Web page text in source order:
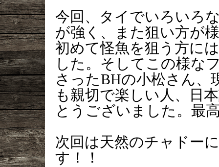
今回、タイでいろいろ
が強く、また狙い方が
初めて怪魚を狙う方に
した。そしてこの様な
さったBHの小松さん、
も親切で楽しい人、日
とうございました。最
次回は天然のチャドー
す！！